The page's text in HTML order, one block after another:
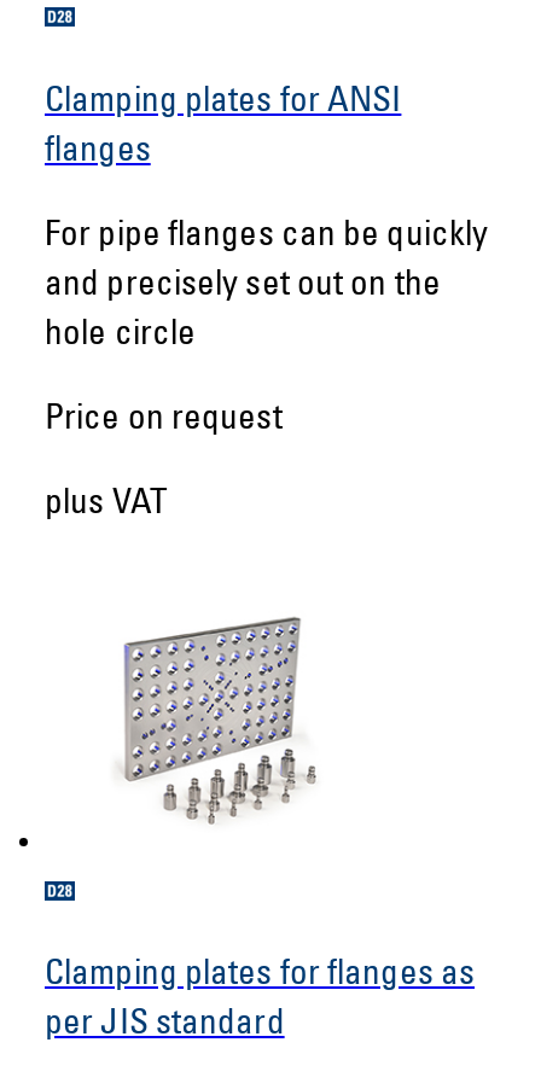
Clamping plates for ANSI
flanges
For pipe flanges can be quickly
and precisely set out on the
hole circle
Price on request
plus VAT
Clamping plates for flanges as
per JIS standard